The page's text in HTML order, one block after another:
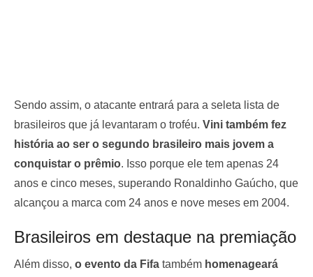
Sendo assim, o atacante entrará para a seleta lista de
brasileiros que já levantaram o troféu. Vini também fez
história ao ser o segundo brasileiro mais jovem a
conquistar o prêmio. Isso porque ele tem apenas 24
anos e cinco meses, superando Ronaldinho Gaúcho, que
alcançou a marca com 24 anos e nove meses em 2004.
Brasileiros em destaque na premiação
Além disso, o evento da Fifa também homenageará